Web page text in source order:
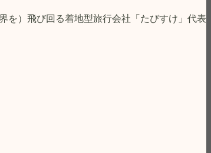
を）飛び回る着地型旅行会社「たびすけ」代表